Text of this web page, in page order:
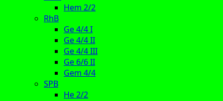
Hem 2/2
RhB
Ge 4/4 I
Ge 4/4 II
Ge 4/4 III
Ge 6/6 II
Gem 4/4
SPB
He 2/2